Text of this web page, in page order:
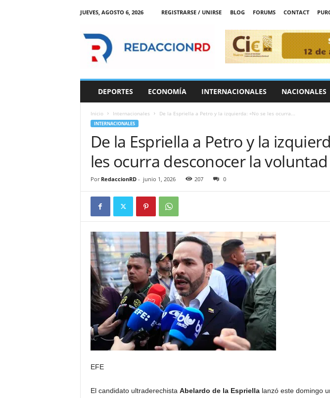
JUEVES, AGOSTO 6, 2026 REGISTRARSE / UNIRSE BLOG FORUMS CONTACT
DEPORTES ECONOMÍA INTERNACIONALES NACIONALES
Inicio Internacionales De la Espriella a Petro y la izquierda: «No se les ocurra...
INTERNACIONALES
De la Espriella a Petro y la
les ocurra desconocer la
Por RedaccionRD- junio 1, 2026 207 0
EFE
El candidato ultraderechista Abelardo de la Espriellalanzó este domingo